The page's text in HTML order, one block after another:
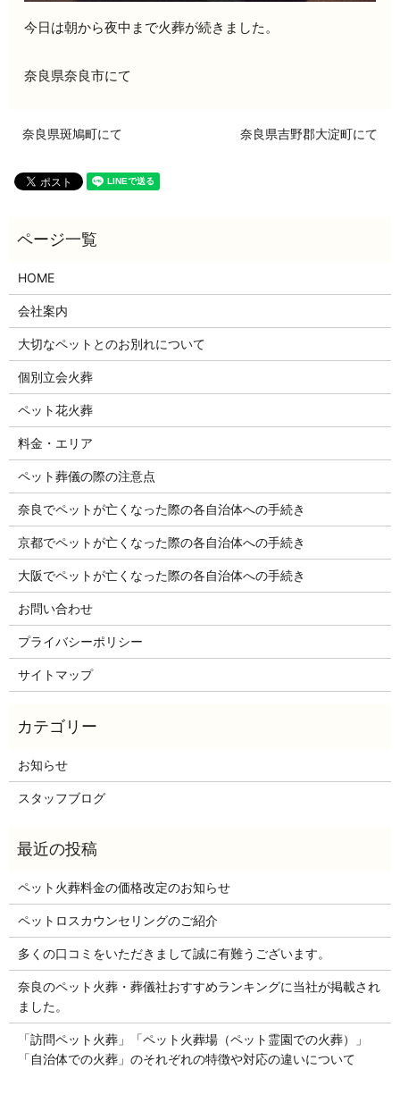
今日は朝から夜中まで火葬が続きました。
奈良県奈良市にて
奈良県斑鳩町にて 奈良県吉野郡大淀町にて
HOME
会社案内
大切なペットとのお別れについて
個別立会火葬
ペット花火葬
料金・エリア
ペット葬儀の際の注意点
奈良でペットが亡くなった際の各自治体への手続き
京都でペットが亡くなった際の各自治体への手続き
大阪でペットが亡くなった際の各自治体への手続き
お問い合わせ
プライバシーポリシー
サイトマップ
お知らせ
スタッフブログ
ペット火葬料金の価格改定のお知らせ
ペットロスカウンセリングのご紹介
多くの口コミをいただきまして誠に有難うございます。
奈良のペット火葬・葬儀社おすすめランキングに当社が掲載され
ました。
「訪問ペット火葬」「ペット火葬場（ペット霊園での火葬）」
「自治体での火葬」のそれぞれの特徴や対応の違いについて